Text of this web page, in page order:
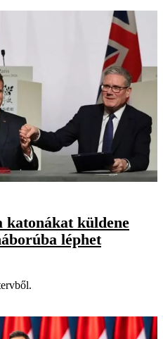
küldene
léphet